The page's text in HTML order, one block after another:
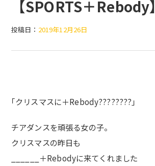
【SPORTS＋Rebody】
投稿日： 2019年12月26日
｢クリスマスに＋Rebody???????? ｣
チアダンスを頑張る女の子。
クリスマスの昨日も
______＋Rebodyに来てくれました